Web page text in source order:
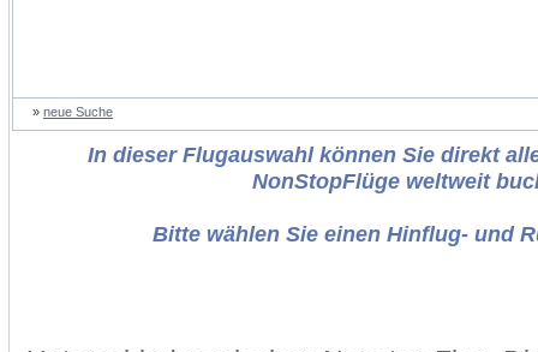
» neue Suche
In dieser Flugauswahl können Sie direkt
NonStopFlüge weltweit
Bitte wählen Sie einen Hinflug- und